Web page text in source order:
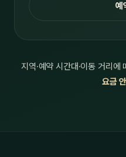
예
지역·예약 시간대·이동 거리
요금